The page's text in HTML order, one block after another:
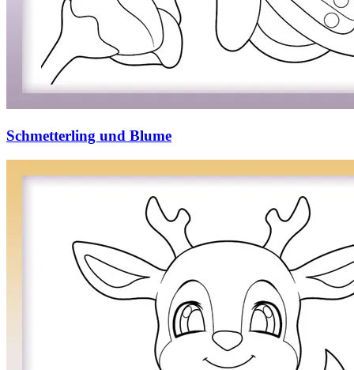
Schmetterling und Blume